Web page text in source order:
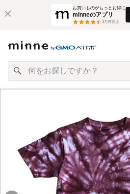
お買いものがもっとお得に
minneのアプリ
3万件以上